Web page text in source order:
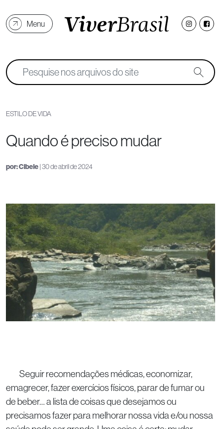
Menu
ESTILO DE VIDA
Quando é preciso mudar
por:Cibele| 30 de abril de 2024
Seguir recomendações médicas, economizar,
emagrecer, fazer exercícios físicos, parar de fumar ou
de beber… a lista de coisas que desejamos ou
precisamos fazer para melhorar nossa vida e/ou nossa